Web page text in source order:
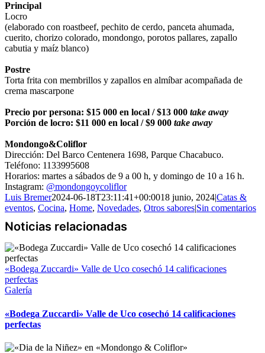
Principal
Locro
(elaborado con roastbeef, pechito de cerdo, panceta ahumada,
cuerito, chorizo colorado, mondongo, porotos pallares, zapallo
cabutia y maíz blanco)
Postre
Torta frita con membrillos y zapallos en almíbar acompañada de
crema mascarpone
Precio por persona: $15 000 en local / $13 000 take away
Porción de locro: $11 000 en local / $9 000 take away
Mondongo&Coliflor
Dirección: Del Barco Centenera 1698, Parque Chacabuco.
Teléfono: 1133995608
Horarios: martes a sábados de 9 a 00 h, y domingo de 10 a 16 h.
Instagram: @mondongoycoliflor
Luis Bremer2024-06-18T23:11:41+00:0018 junio, 2024|Catas &
eventos, Cocina, Home, Novedades, Otros sabores|Sin comentarios
«Bodega Zuccardi» Valle de Uco cosechó 14 calificaciones
perfectas
Galería
«Bodega Zuccardi» Valle de Uco cosechó 14 calificaciones
perfectas